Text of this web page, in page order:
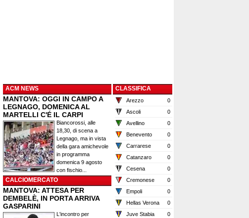
ACM NEWS
MANTOVA: OGGI IN CAMPO A
LEGNAGO, DOMENICA AL
MARTELLI C'É IL CARPI
Biancorossi, alle
18,30, di scena a
Legnago, ma in vista
della gara amichevole
in programma
domenica 9 agosto
con fischio...
CALCIOMERCATO
MANTOVA: ATTESA PER
DEMBELÈ, IN PORTA ARRIVA
GASPARINI
L'incontro per
CLASSIFICA
Arezzo
0
Ascoli
0
Avellino
0
Benevento
0
Carrarese
0
Catanzaro
0
Cesena
0
Cremonese
0
Empoli
0
Hellas Verona
0
Juve Stabia
0